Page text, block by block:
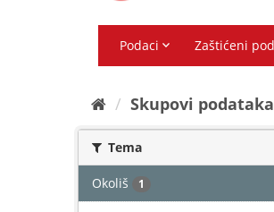
Skupovi podаtаkа
Tema
Okoliš 1